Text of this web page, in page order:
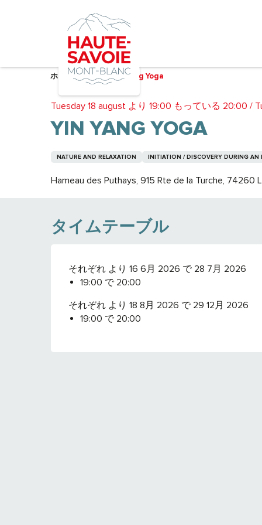
ホーム – 準備中 Yin Yang Yoga
Tuesday 18 august より 19:00 もっている 20:00 /
YIN YANG YOGA
NATURE AND RELAXATION INITIATION / DISCOVERY DURING AN
Hameau des Puthays, 915 Rte de la Turche, 74260
タイムテーブル
それぞれ より 16 6月 2026 で 28 7月 2026
19:00 で 20:00
それぞれ より 18 8月 2026 で 29 12月 2026
19:00 で 20:00